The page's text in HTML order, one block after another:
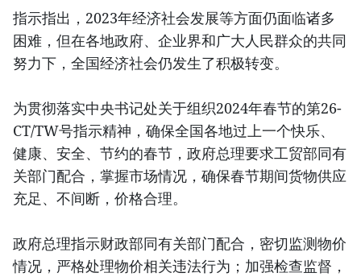
指示指出，2023年经济社会发展等方面仍面临诸多
困难，但在各地政府、企业界和广大人民群众的共同
努力下，全国经济社会仍发生了积极转变。
为贯彻落实中央书记处关于组织2024年春节的第26-
CT/TW号指示精神，确保全国各地过上一个快乐、
健康、安全、节约的春节，政府总理要求工贸部同有
关部门配合，掌握市场情况，确保春节期间货物供应
充足、不间断，价格合理。
政府总理指示财政部同有关部门配合，密切监测物价
情况，严格处理物价相关违法行为；加强检查监督，